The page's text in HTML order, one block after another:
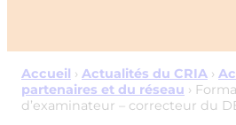
Accueil › Actualités du CRIA ›
partenaires et du réseau ›
d’examinateur – correcteur du